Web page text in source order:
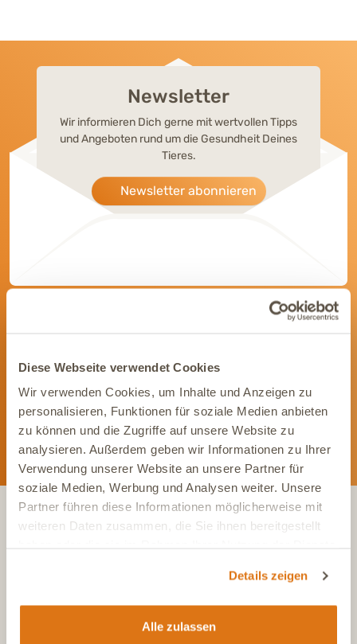
Diese Webseite verwendet Cookies
Wir verwenden Cookies, um Inhalte und Anzeigen zu
personalisieren, Funktionen für soziale Medien anbieten
zu können und die Zugriffe auf unsere Website zu
analysieren. Außerdem geben wir Informationen zu Ihrer
Verwendung unserer Website an unsere Partner für
soziale Medien, Werbung und Analysen weiter. Unsere
Partner führen diese Informationen möglicherweise mit
weiteren Daten zusammen, die Sie ihnen bereitgestellt
Details zeigen
Alle zulassen
Newsletter
Wir informieren Dich gerne mit wertvollen Tipps
und Angeboten rund um die Gesundheit Deines
Tieres.
Newsletter abonnieren
Werde Teil unserer Community
exklusive Einblicke.
+43 (0)720 883 773